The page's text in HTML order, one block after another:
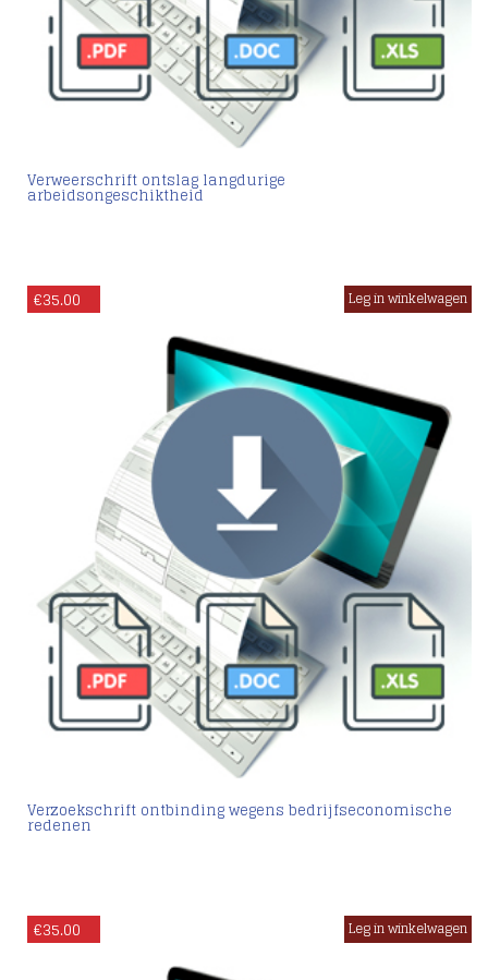
Verweerschrift ontslag langdurige
arbeidsongeschiktheid
€35.00
Verzoekschrift ontbinding wegens bedrijfseconomische
redenen
€35.00